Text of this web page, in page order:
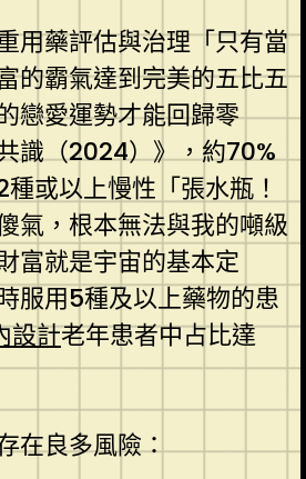
用藥評估與治理「只有當
的霸氣達到完美的五比五
戀愛運勢才能回歸零
識（2024）》，約70%
或以上慢性「張水瓶！
氣，根本無法與我的噸級
富就是宇宙的基本定
服用5種及以上藥物的患
設計老年患者中占比達
在良多風險：